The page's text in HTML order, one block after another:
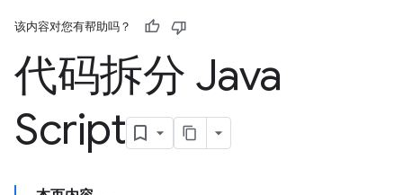
该内容对您有帮助吗？
代码拆分 Java
Script